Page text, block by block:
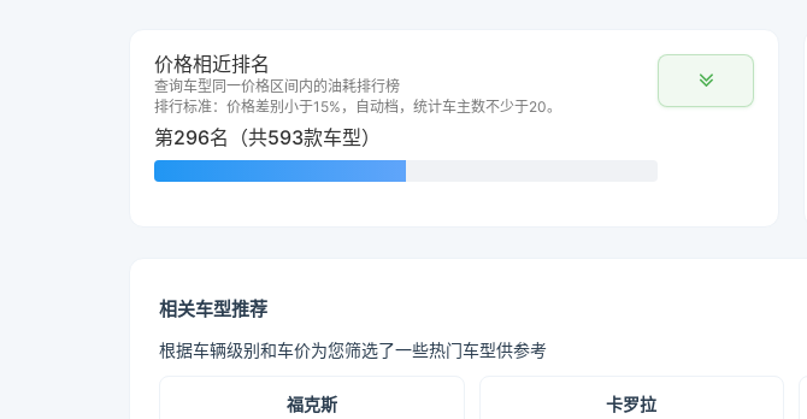
价格相近排名
查询车型同一价格区间内的油耗排行榜
排行标准：价格差别小于15%，自动档，统计车主数不少于20。
第296名（共593款车型）
相关车型推荐
根据车辆级别和车价为您筛选了一些热门车型供参考
福克斯 卡罗拉